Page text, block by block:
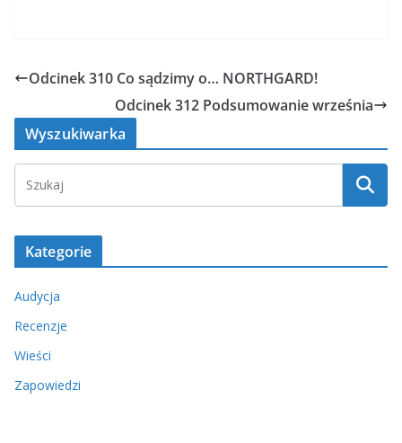
Odcinek 310 Co sądzimy o… NORTHGARD!
Odcinek 312 Podsumowanie września
Wyszukiwarka
Kategorie
Audycja
Recenzje
Wieści
Zapowiedzi